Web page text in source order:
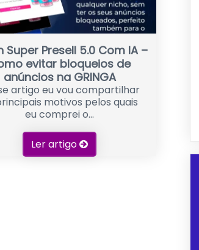
Super Presell 5.0 Com IA –
evitar bloqueios de
anúncios na GRINGA
artigo eu vou compartilhar
motivos pelos quais
eu comprei o...
Ler artigo